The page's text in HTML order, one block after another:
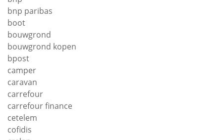
bnp paribas
boot
bouwgrond
bouwgrond kopen
bpost
camper
caravan
carrefour
carrefour finance
cetelem
cofidis